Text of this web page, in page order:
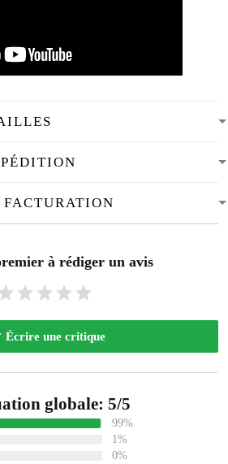
à rédiger un avis
Écrire une critique
globale: 5/5
99%
1%
0%